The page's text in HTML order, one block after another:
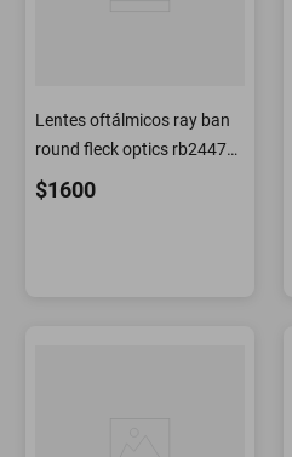
Lentes oftálmicos ray ban
round fleck optics rb2447v
2000
$1600